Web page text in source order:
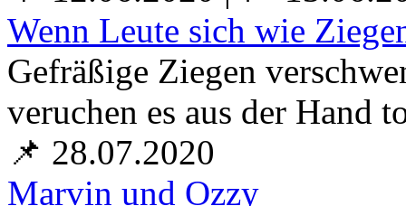
Wenn Leute sich wie
Gefräßige Ziegen
veruchen es aus der Hand
📌 28.07.2020
Marvin und Ozzy